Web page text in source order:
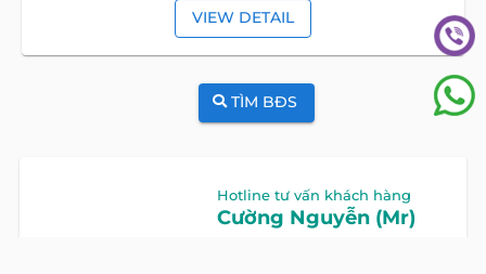
VIEW DETAIL
TÌM BĐS
Hotline tư vấn khách hàng
Cường Nguyễn (Mr)